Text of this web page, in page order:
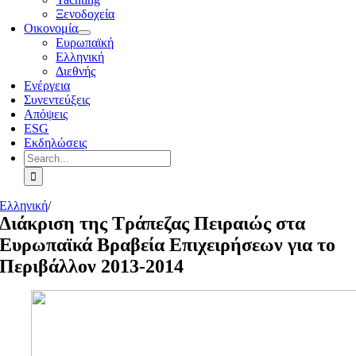
Ξενοδοχεία
Οικονομία
Ευρωπαϊκή
Ελληνική
Διεθνής
Ενέργεια
Συνεντεύξεις
Απόψεις
ESG
Εκδηλώσεις
Search
for:
Ελληνική/
Διάκριση της Τράπεζας Πειραιώς στα
Ευρωπαϊκά Βραβεία Επιχειρήσεων για το
Περιβάλλον 2013-2014